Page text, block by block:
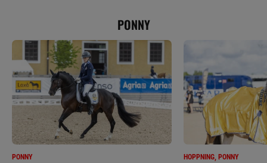
PONNY
PONNY HOPPNING, PONNY